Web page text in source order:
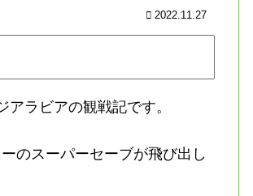
2022.11.27
ラビアの観戦記です。
のスーパーセーブが飛び出し